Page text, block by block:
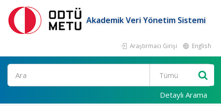
Akademik Veri Yönetim Sistemi
Araştırmacı Girişi English
Ara
Detaylı Arama